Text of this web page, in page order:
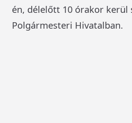
én, délelőtt 10 órakor kerül
Polgármesteri Hivatalban.